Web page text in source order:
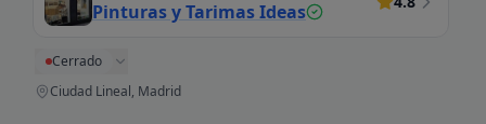
Pinturas y Tarimas Ideas
Cerrado
Ciudad Lineal, Madrid